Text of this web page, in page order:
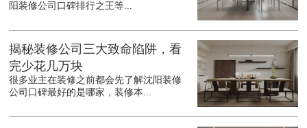
阳装修公司口碑排行之王等...
揭秘装修公司三大致命陷阱，看
完少花几万块
很多业主在装修之前都会先了解沈阳装修
公司口碑最好的是哪家，装修本...